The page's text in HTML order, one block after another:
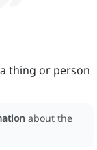
thing or person
about the